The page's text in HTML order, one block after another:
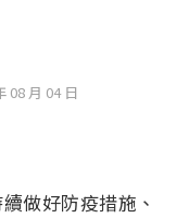
08 月 04 日
做好防疫措施、